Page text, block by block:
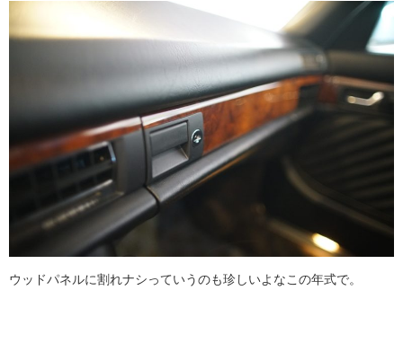
ウッドパネルに割れナシっていうのも珍しいよなこの年式で。